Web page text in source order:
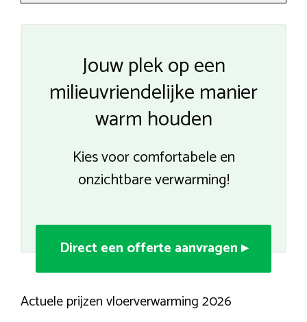
Jouw plek op een
milieuvriendelijke manier
warm houden
Kies voor comfortabele en
onzichtbare verwarming!
Direct een offerte aanvragen ▸
Actuele prijzen vloerverwarming 2026